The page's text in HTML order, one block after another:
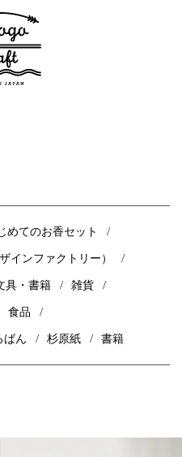
めてのお香セット
インファクトリー）
具・書籍 雑貨
食品
ばん 杉原紙 書籍